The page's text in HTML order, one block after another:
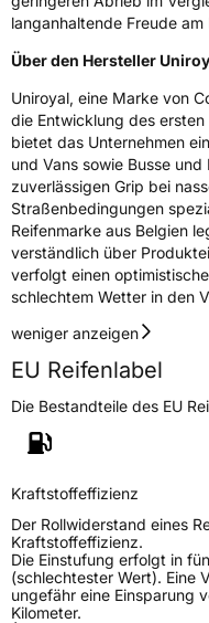
langanhaltende Freude am
Über den Hersteller
Uniroyal, eine Marke von
die Entwicklung des
bietet das Unternehmen
und Vans sowie Busse
zuverlässigen Grip bei
Straßenbedingungen
Reifenmarke aus Belgien
verständlich über
verfolgt einen
schlechtem Wetter in den
weniger anzeigen
EU Reifenlabel
Die Bestandteile des EU
Kraftstoffeffizienz
Der Rollwiderstand eines
Kraftstoffeffizienz.
Die Einstufung erfolgt in
(schlechtester Wert). Eine
ungefähr eine Einsparung
Kilometer.